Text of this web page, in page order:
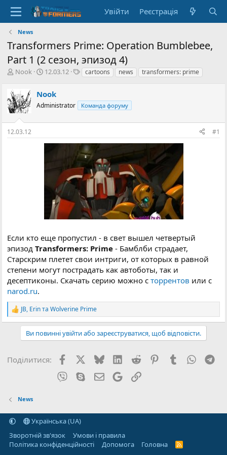
Увійти Реєстрація
News
Transformers Prime: Operation Bumblebee,
Part 1 (2 сезон, эпизод 4)
А
о
р
е
м
Nook
Д
а
с
в
р
12.03.12
Т
и
cartoons news transformers: prime
Nook
Administrator Команда форуму
12.03.12 #1
Если кто еще пропустил - в свет вышел четвертый
эпизодTransformers: Prime - Бамблби страдает,
Старскрим плетет свои интриги, от которых в равной
степени могут пострадать как автоботы, так и
десептиконы. Скачать серию можно сторрентов или с
narod.ru.
Р
е
ї
JB, ErinтаWolverine Prime
Ви повинні увійти або зареєструватися, щоб відповісти.
Поділитися: FacebookX (Twitter)
BlueskyLinkedIn
Reddit PinterestTumblr
Viber SkypeE-mailGoogleПосилання
News
Українська (UA)
Зворотній зв'язок
Умови і правила
Політика конфіденційності
Дoпoмoга Головна
R